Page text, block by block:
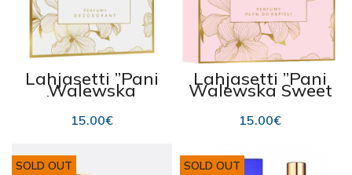
Lahjasetti ”Pani
Walewska
White” hajuvesi
ja deodorantti
15.00€
Lahjasetti ”Pani
Walewska Sweet
Romance”
hajuvesi ja
deodorantti
15.00€
SOLD OUT SOLD OUT